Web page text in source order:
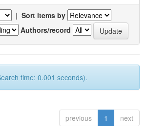
| Sort items by
Authors/record
time: 0.001 seconds).
previous 1 next